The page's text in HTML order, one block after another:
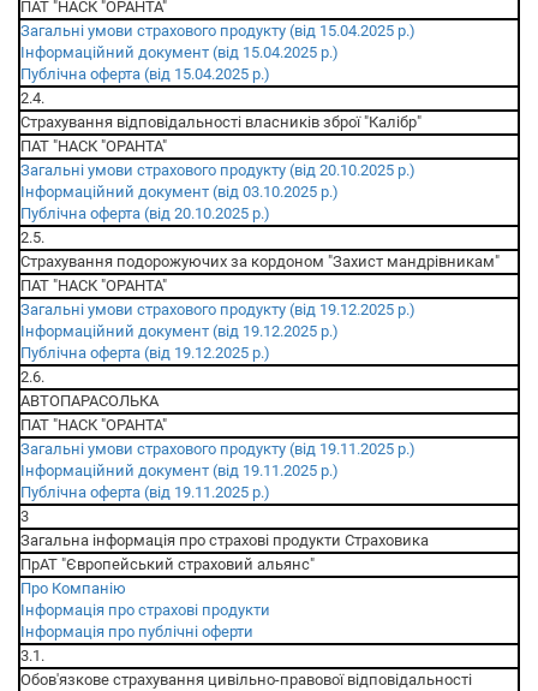
ПАТ "НАСК "ОРАНТА"
Загальні умови страхового продукту (від 15.04.2025 р.)
Інформаційний документ (від 15.04.2025 р.)
Публічна оферта (від 15.04.2025 р.)
2.4.
Страхування відповідальності власників зброї "Калібр"
ПАТ "НАСК "ОРАНТА"
Загальні умови страхового продукту (від 20.10.2025 р.)
Інформаційний документ (від 03.10.2025 р.)
Публічна оферта (від 20.10.2025 р.)
2.5.
Страхування подорожуючих за кордоном "Захист мандрівникам"
ПАТ "НАСК "ОРАНТА"
Загальні умови страхового продукту (від 19.12.2025 р.)
Інформаційний документ (від 19.12.2025 р.)
Публічна оферта (від 19.12.2025 р.)
2.6.
АВТОПАРАСОЛЬКА
ПАТ "НАСК "ОРАНТА"
Загальні умови страхового продукту (від 19.11.2025 р.)
Інформаційний документ (від 19.11.2025 р.)
Публічна оферта (від 19.11.2025 р.)
3
Загальна інформація про страхові продукти Страховика
ПрАТ "Європейський страховий альянс"
Про Компанію
Інформація про страхові продукти
Інформація про публічні оферти
3.1.
Обов'язкове страхування цивільно-правової відповідальності